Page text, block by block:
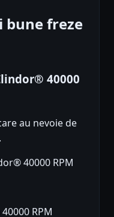
bune freze
40000
au nevoie de
RPM